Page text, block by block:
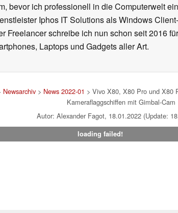
bevor ich professionell in die Computerwelt
Iphos IT Solutions als Windows
Freelancer schreibe ich nun schon seit 2016
Laptops und Gadgets aller Art.
Newsarchiv> News 2022-01 > Vivo X80, X80 Pro und X80
Kameraflaggschiffen mit Gimbal-Cam
Autor: Alexander Fagot, 18.01.2022 (Update:
loading failed!